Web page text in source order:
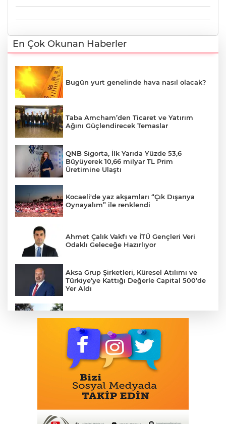
En Çok Okunan Haberler
Bugün yurt genelinde hava nasıl olacak?
Taba Amcham’den Ticaret ve Yatırım
Ağını Güçlendirecek Temaslar
QNB Sigorta, İlk Yarıda Yüzde 53,6
Büyüyerek 10,66 milyar TL Prim
Üretimine Ulaştı
Kocaeli'de yaz akşamları “Çık Dışarıya
Oynayalım” ile renklendi
Ahmet Çalık Vakfı ve İTÜ Gençleri Veri
Odaklı Geleceğe Hazırlıyor
Aksa Grup Şirketleri, Küresel Atılımı ve
Türkiye’ye Kattığı Değerle Capital 500’de
Yer Aldı
Özgür Özel ve Veli Ağbaba için fezleke
hazırlandı!
53 Milyar Dolarlık Küresel Parfüm
Pazarında 30 Milyon TL Ek Yatırım